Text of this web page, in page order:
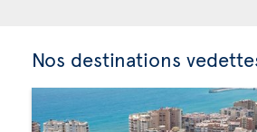
Nos destinations